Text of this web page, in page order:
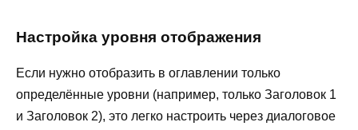
Настройка уровня отображения
Если нужно отобразить в оглавлении только
определённые уровни (например, только Заголовок 1
и Заголовок 2), это легко настроить через диалоговое